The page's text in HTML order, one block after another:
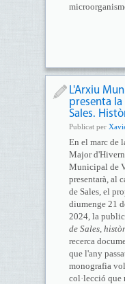
L'Arxiu
presenta
Sales.
Publicat per
En el marc de
Major
Municipal de
presentarà, al
de Sales, el
diumenge 21
2024, la
de Sales,
recerca
que l'any
monografia
col·lecció